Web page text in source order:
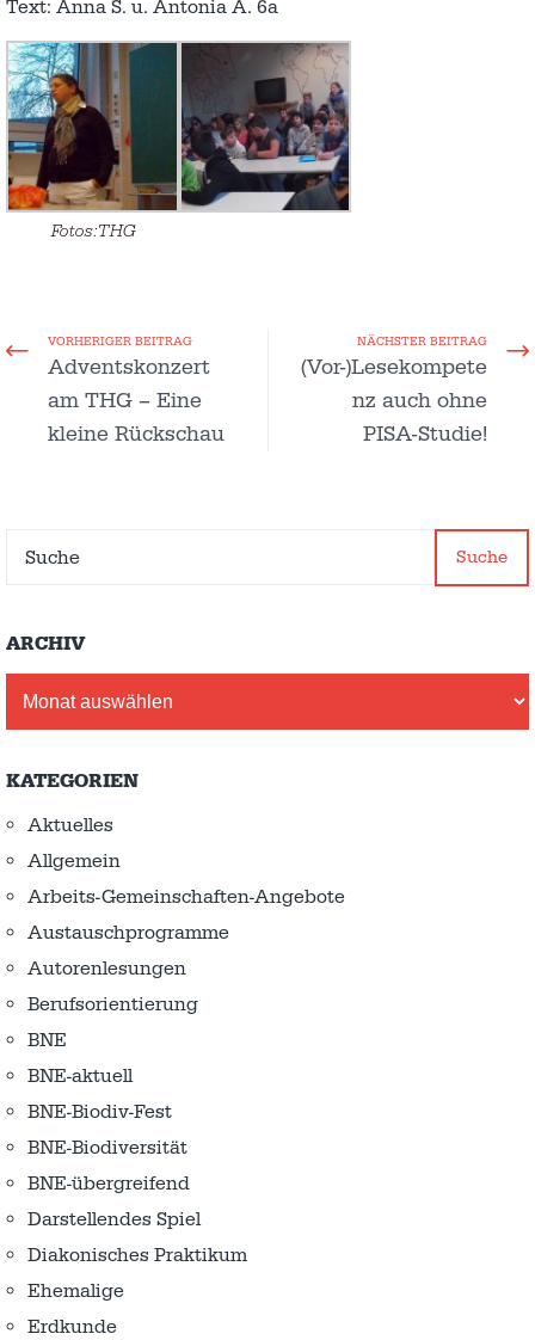
Text: Anna S. u. Antonia A. 6a
Fotos:THG
VORHERIGER BEITRAG
Adventskonzert
am THG – Eine
kleine Rückschau
NÄCHSTER BEITRAG
(Vor-)Lesekompete
nz auch ohne
PISA-Studie!
Suche
ARCHIV
KATEGORIEN
Aktuelles
Allgemein
Arbeits-Gemeinschaften-Angebote
Austausch­programme
Autorenlesungen
Berufsorientierung
BNE
BNE-aktuell
BNE-Biodiv-Fest
BNE-Biodiversität
BNE-übergreifend
Darstellendes Spiel
Diakonisches Praktikum
Ehemalige
Erdkunde